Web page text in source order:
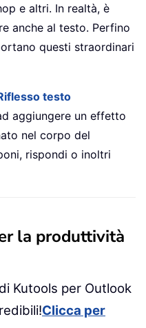
e altri. In realtà, è
anche al testo. Perfino
questi straordinari
testo
aggiungere un effetto
nel corpo del
rispondi o inoltri
la produttività
Kutools per Outlook
Clicca per